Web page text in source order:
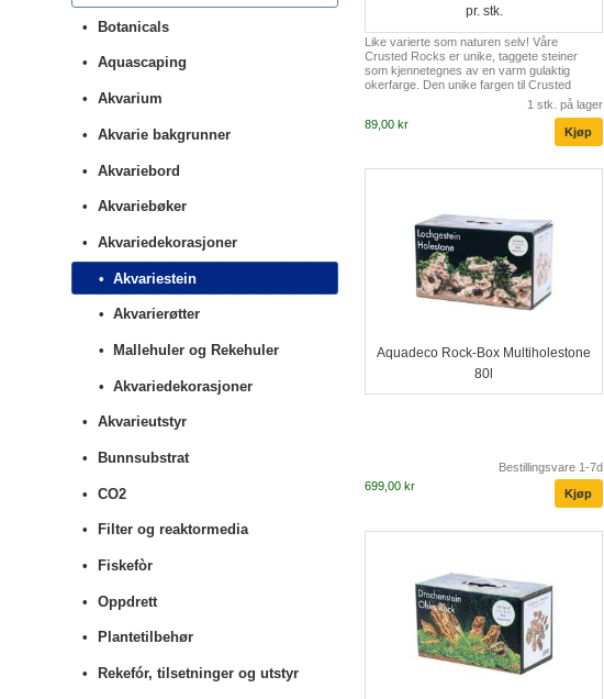
pr. stk.
Like varierte som naturen selv! Våre
Crusted Rocks er unike, taggete steiner
som kjennetegnes av en varm gulaktig
okerfarge. Den unike fargen til Crusted
Rocks bringer naturens skjønnhet direkte
inn i akvariet ditt. De gulaktige og
okerfargede tonene harmonerer perfekt med
ulike planter og dyr du holder i akvariet ditt.
terrarier. Enten du holder eksotiske fisker
1 stk. på lager
89,00 kr
Aquadeco Rock-Box Multiholestone
80l
Bestillingsvare 1-7d
699,00 kr
Botanicals
Aquascaping
Akvarium
Akvarie bakgrunner
Akvariebord
Akvariebøker
Akvariedekorasjoner
Akvariestein
Akvarierøtter
Mallehuler og Rekehuler
Akvariedekorasjoner
Akvarieutstyr
Bunnsubstrat
CO2
Filter og reaktormedia
Fiskefòr
Oppdrett
Plantetilbehør
Rekefór, tilsetninger og utstyr